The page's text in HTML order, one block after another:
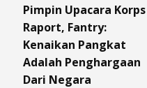
Pimpin Upacara Korps
Raport, Fantry:
Kenaikan Pangkat
Adalah Penghargaan
Dari Negara